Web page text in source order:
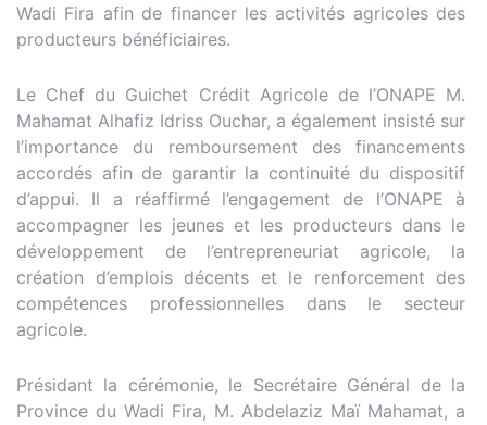
Wadi Fira afin de financer les activités agricoles des
producteurs bénéficiaires.
Le Chef du Guichet Crédit Agricole de l’ONAPE M.
Mahamat Alhafiz Idriss Ouchar, a également insisté sur
l’importance du remboursement des financements
accordés afin de garantir la continuité du dispositif
d’appui. Il a réaffirmé l’engagement de l’ONAPE à
accompagner les jeunes et les producteurs dans le
développement de l’entrepreneuriat agricole, la
création d’emplois décents et le renforcement des
compétences professionnelles dans le secteur
agricole.
Présidant la cérémonie, le Secrétaire Général de la
Province du Wadi Fira, M. Abdelaziz Maï Mahamat, a